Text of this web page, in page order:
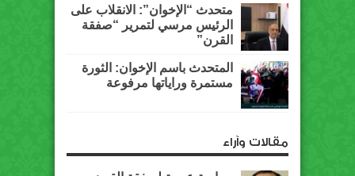
متحدث “الإخوان”: الانقلاب على
الرئيس مرسي لتمرير “صفقة
القرن”
المتحدث باسم الإخوان: الثورة
مستمرة وراياتها مرفوعة
مقالات وآراء